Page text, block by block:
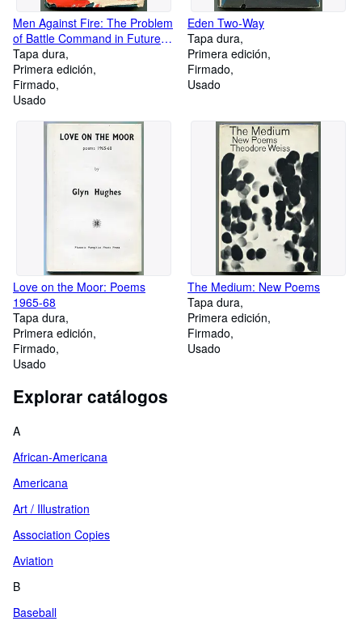
Men Against Fire: The Problem
of Battle Command in Future
War
Tapa dura
Primera edición
Firmado
Usado
Eden Two-Way
Tapa dura
Primera edición
Firmado
Usado
Love on the Moor: Poems
1965-68
Tapa dura
Primera edición
Firmado
Usado
The Medium: New Poems
Tapa dura
Primera edición
Firmado
Usado
Explorar catálogos
A
African-Americana
Americana
Art / Illustration
Association Copies
Aviation
B
Baseball